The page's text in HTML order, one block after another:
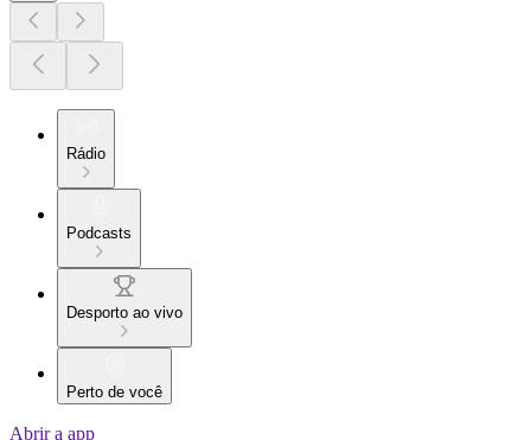
Rádio
Podcasts
Desporto ao vivo
Perto de você
Abrir a app